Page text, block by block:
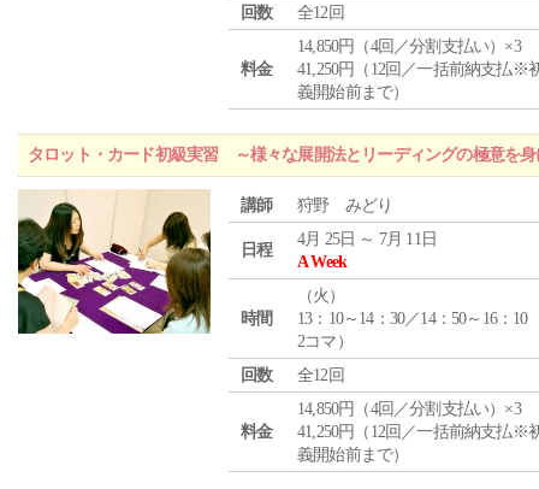
回数
全12回
料金
14,850円（4回／分割支払い）×3
41,250円（12回／一括前納支払※
義開始前まで）
タロット・カード初級実習 ～様々な展開法とリーディングの極意を身
講師 狩野 みどり
日程
4月 25日 ～ 7月 11日
A Week
時間
（火 ）
13：10～14：30／14：50～16：10
2コマ）
回数
全12回
料金
14,850円（4回／分割支払い）×3
41,250円（12回／一括前納支払※
義開始前まで）